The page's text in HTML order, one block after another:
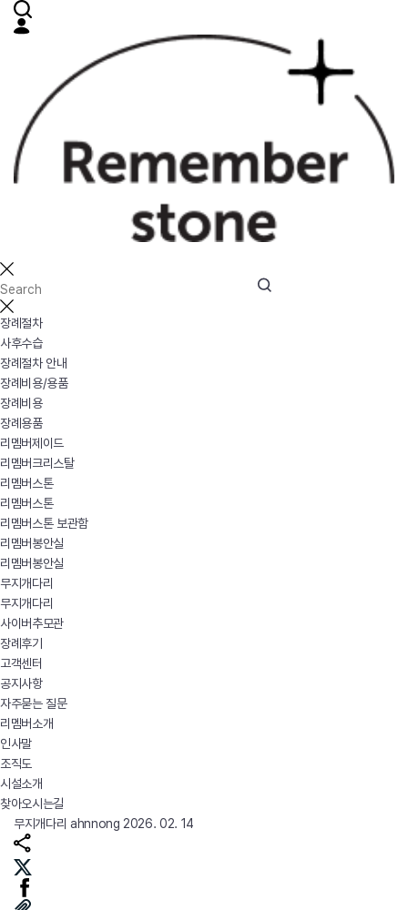
장례절차
사후수습
장례절차 안내
장례비용/용품
장례비용
장례용품
리멤버제이드
리멤버크리스탈
리멤버스톤
리멤버스톤
리멤버스톤 보관함
리멤버봉안실
리멤버봉안실
무지개다리
무지개다리
사이버추모관
장례후기
고객센터
공지사항
자주묻는 질문
리멤버소개
인사말
조직도
시설소개
찾아오시는길
무지개다리 ahnnong 2026. 02. 14